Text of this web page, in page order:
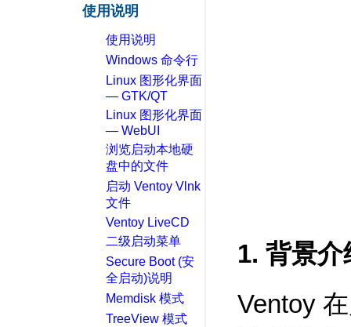
使用说明
使用说明
Windows 命令行
Linux 图形化界面
— GTK/QT
Linux 图形化界面
— WebUI
浏览启动本地硬
盘中的文件
启动 Ventoy Vlnk
文件
Ventoy LiveCD
二级启动菜单
Secure Boot (安
全启动)说明
Memdisk 模式
TreeView 模式
1. 背景介
Ventoy